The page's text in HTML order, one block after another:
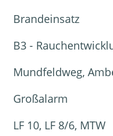
Brandeinsatz
B3 -
Mundfeldweg,
Großalarm
LF 10, LF 8/6, MTW